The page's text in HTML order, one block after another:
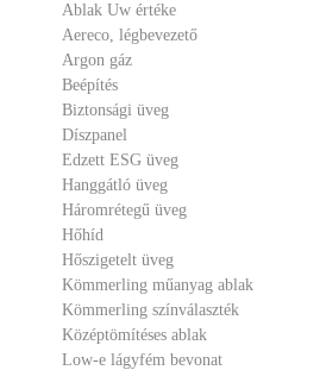
Ablak Uw értéke
Aereco, légbevezető
Argon gáz
Beépítés
Biztonsági üveg
Díszpanel
Edzett ESG üveg
Hanggátló üveg
Háromrétegű üveg
Hőhíd
Hőszigetelt üveg
Kömmerling műanyag ablak
Kömmerling színválaszték
Középtömítéses ablak
Low-e lágyfém bevonat